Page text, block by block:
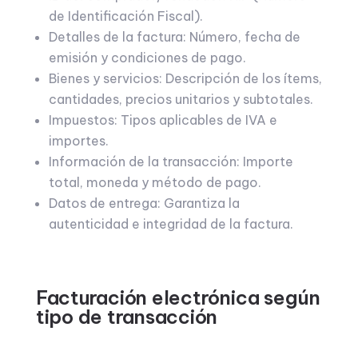
de Identificación Fiscal).
Detalles de la factura: Número, fecha de
emisión y condiciones de pago.
Bienes y servicios: Descripción de los ítems,
cantidades, precios unitarios y subtotales.
Impuestos: Tipos aplicables de IVA e
importes.
Información de la transacción: Importe
total, moneda y método de pago.
Datos de entrega: Garantiza la
autenticidad e integridad de la factura.
Facturación electrónica según
tipo de transacción